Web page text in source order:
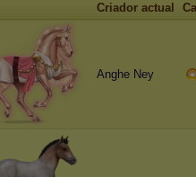
Criador actual
Anghe Ney